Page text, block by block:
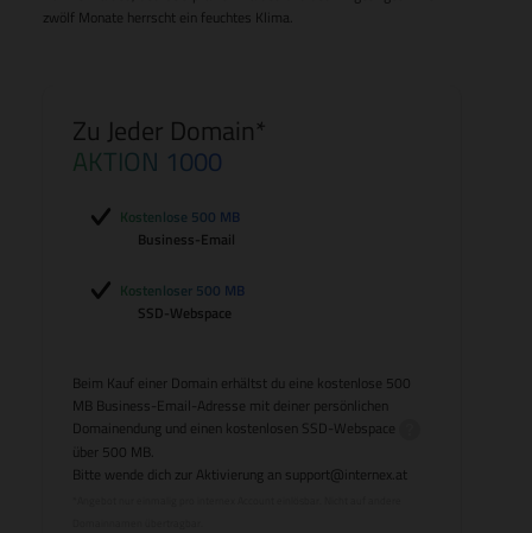
zwölf Monate herrscht ein feuchtes Klima.
Zu Jeder Domain*
AKTION 1000
Kostenlose 500 MB
Business-Email
Kostenloser 500 MB
SSD-Webspace
Beim Kauf einer Domain erhältst du eine kostenlose 500
MB Business-Email-Adresse mit deiner persönlichen
Domainendung und einen kostenlosen SSD-Webspace
über 500 MB.
Bitte wende dich zur Aktivierung an support@internex.at